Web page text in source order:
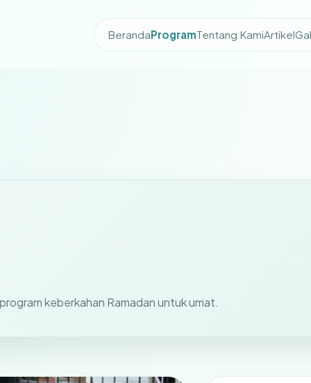
BerandaProgramTentang KamiArtikel
keberkahan Ramadan untuk umat.